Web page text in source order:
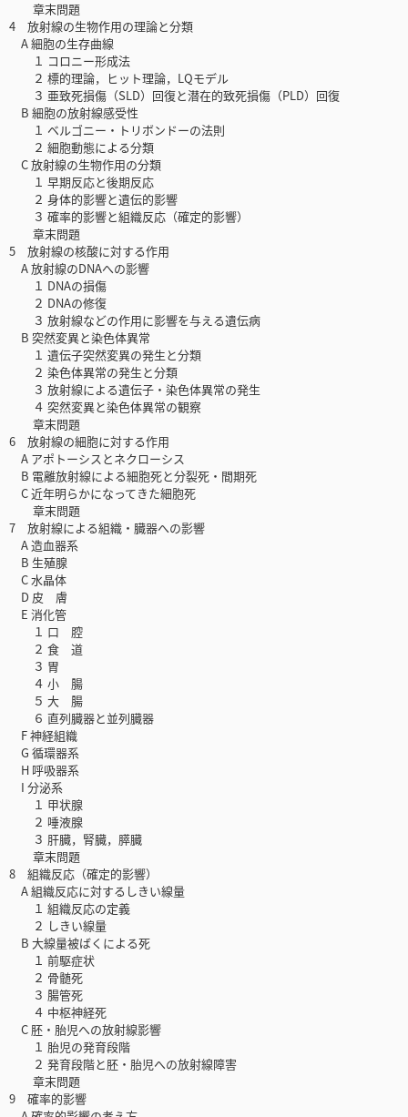
章末問題
4 放射線の生物作用の理論と分類
A 細胞の生存曲線
１ コロニー形成法
２ 標的理論，ヒット理論，LQモデル
３ 亜致死損傷（SLD）回復と潜在的致死損傷（PLD）回復
B 細胞の放射線感受性
１ ベルゴニー・トリボンドーの法則
２ 細胞動態による分類
C 放射線の生物作用の分類
１ 早期反応と後期反応
２ 身体的影響と遺伝的影響
３ 確率的影響と組織反応（確定的影響）
章末問題
5 放射線の核酸に対する作用
A 放射線のDNAへの影響
１ DNAの損傷
２ DNAの修復
３ 放射線などの作用に影響を与える遺伝病
B 突然変異と染色体異常
１ 遺伝子突然変異の発生と分類
２ 染色体異常の発生と分類
３ 放射線による遺伝子・染色体異常の発生
４ 突然変異と染色体異常の観察
章末問題
6 放射線の細胞に対する作用
A アポトーシスとネクローシス
B 電離放射線による細胞死と分裂死・間期死
C 近年明らかになってきた細胞死
章末問題
7 放射線による組織・臓器への影響
A 造血器系
B 生殖腺
C 水晶体
D 皮 膚
E 消化管
１ 口 腔
２ 食 道
３ 胃
４ 小 腸
５ 大 腸
６ 直列臓器と並列臓器
F 神経組織
G 循環器系
H 呼吸器系
I 分泌系
１ 甲状腺
２ 唾液腺
３ 肝臓，腎臓，膵臓
章末問題
8 組織反応（確定的影響）
A 組織反応に対するしきい線量
１ 組織反応の定義
２ しきい線量
B 大線量被ばくによる死
１ 前駆症状
２ 骨髄死
３ 腸管死
４ 中枢神経死
C 胚・胎児への放射線影響
１ 胎児の発育段階
２ 発育段階と胚・胎児への放射線障害
章末問題
9 確率的影響